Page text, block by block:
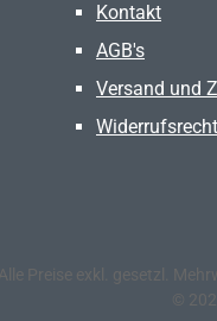
Kontakt
AGB's
Versand und
Widerrufsrecht
Alle Preise exkl. gesetzl.
©